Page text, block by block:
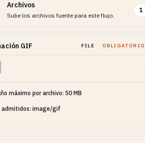
Archivos
Sube los archivos fuente para este flujo.
1
GIF FILE OBLIGATORIO
máximo por archivo: 50 MB
admitidos: image/gif